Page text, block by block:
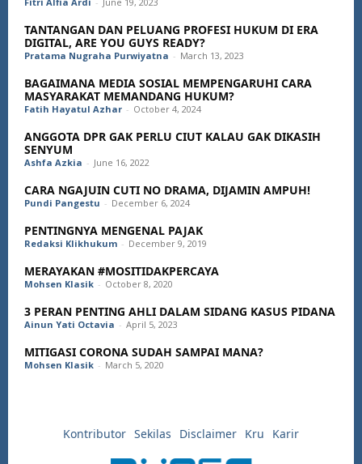
TANTANGAN DAN PELUANG PROFESI HUKUM DI ERA
DIGITAL, ARE YOU GUYS READY?
Pratama Nugraha Purwiyatna - March 13, 2023
BAGAIMANA MEDIA SOSIAL MEMPENGARUHI CARA
MASYARAKAT MEMANDANG HUKUM?
Fatih Hayatul Azhar - October 4, 2024
ANGGOTA DPR GAK PERLU CIUT KALAU GAK DIKASIH
SENYUM
Ashfa Azkia - June 16, 2022
CARA NGAJUIN CUTI NO DRAMA, DIJAMIN AMPUH!
Pundi Pangestu - December 6, 2024
PENTINGNYA MENGENAL PAJAK
Redaksi Klikhukum - December 9, 2019
MERAYAKAN #MOSITIDAKPERCAYA
Mohsen Klasik - October 8, 2020
3 PERAN PENTING AHLI DALAM SIDANG KASUS PIDANA
Ainun Yati Octavia - April 5, 2023
MITIGASI CORONA SUDAH SAMPAI MANA?
Mohsen Klasik - March 5, 2020
Kontributor Sekilas Disclaimer Kru Karir